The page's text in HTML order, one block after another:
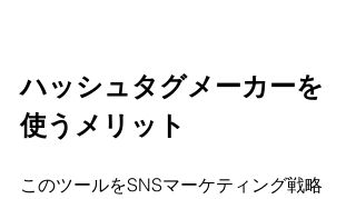
ハッシュタグメーカーを
使うメリット
このツールをSNSマーケティング戦略